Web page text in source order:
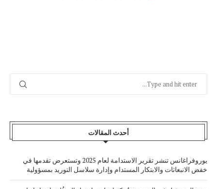
أحدث المقالات
يوروفراغانس تنشر تقرير الاستدامة لعام 2025 وتستعرض تقدمها في
خفض الانبعاثات والابتكار المستدام وإدارة سلاسل التوريد بمسؤولية